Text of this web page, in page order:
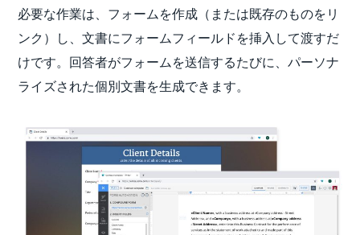
必要な作業は、フォームを作成（または既存のものをリ
ンク）し、文書にフォームフィールドを挿入して渡すだ
けです。回答者がフォームを送信するたびに、パーソナ
ライズされた個別文書を生成できます。